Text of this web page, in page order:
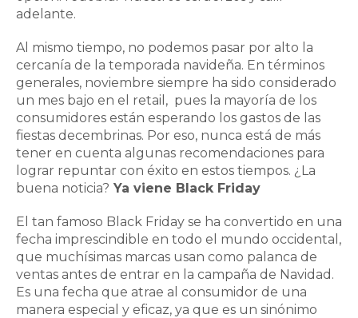
adelante.
Al mismo tiempo, no podemos pasar por alto la
cercanía de la temporada navideña. En términos
generales, noviembre siempre ha sido considerado
un mes bajo en el retail, pues la mayoría de los
consumidores están esperando los gastos de las
fiestas decembrinas. Por eso, nunca está de más
tener en cuenta algunas recomendaciones para
lograr repuntar con éxito en estos tiempos. ¿La
buena noticia? Ya viene Black Friday
El tan famoso Black Friday se ha convertido en una
fecha imprescindible en todo el mundo occidental,
que muchísimas marcas usan como palanca de
ventas antes de entrar en la campaña de Navidad.
Es una fecha que atrae al consumidor de una
manera especial y eficaz, ya que es un sinónimo